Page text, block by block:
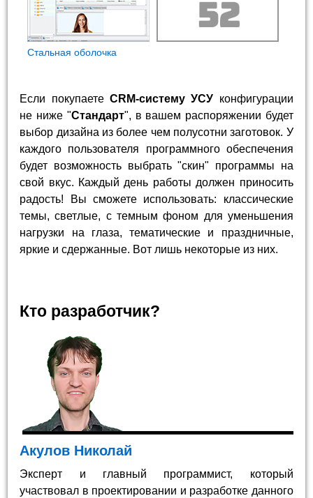
Стальная оболочка
Если покупаете CRM-систему УСУ конфигурации
не ниже "Стандарт", в вашем распоряжении будет
выбор дизайна из более чем полусотни заготовок. У
каждого пользователя программного обеспечения
будет возможность выбрать "скин" программы на
свой вкус. Каждый день работы должен приносить
радость! Вы сможете использовать: классические
темы, светлые, с темным фоном для уменьшения
нагрузки на глаза, тематические и праздничные,
яркие и сдержанные. Вот лишь некоторые из них.
Кто разработчик?
Акулов Николай
Эксперт и главный программист, который
участвовал в проектировании и разработке данного